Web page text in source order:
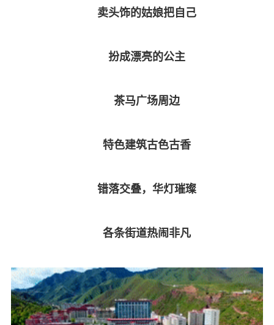
卖头饰的姑娘把自己
扮成漂亮的公主
茶马广场周边
特色建筑古色古香
错落交叠，华灯璀璨
各条街道热闹非凡